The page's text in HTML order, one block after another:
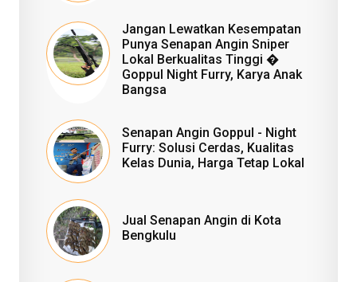
Jangan Lewatkan Kesempatan
Punya Senapan Angin Sniper
Lokal Berkualitas Tinggi �
Goppul Night Furry, Karya Anak
Bangsa
Senapan Angin Goppul - Night
Furry: Solusi Cerdas, Kualitas
Kelas Dunia, Harga Tetap Lokal
Jual Senapan Angin di Kota
Bengkulu